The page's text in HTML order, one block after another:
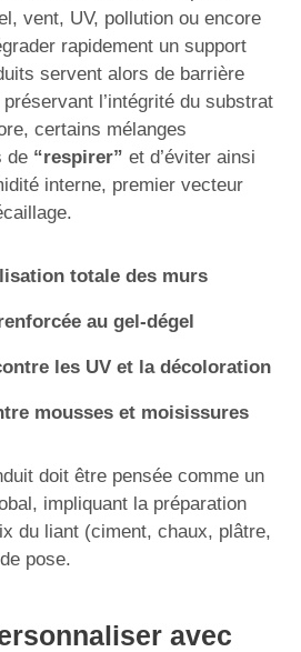
vent, UV, pollution ou encore
rapidement un support
servent alors de barrière
l’intégrité du substrat
certains mélanges
de “respirer” et d’éviter ainsi
interne, premier vecteur
totale des murs
au gel-dégel
les UV et la décoloration
mousses et moisissures
doit être pensée comme un
impliquant la préparation
du liant (ciment, chaux, plâtre,
pose.
avec